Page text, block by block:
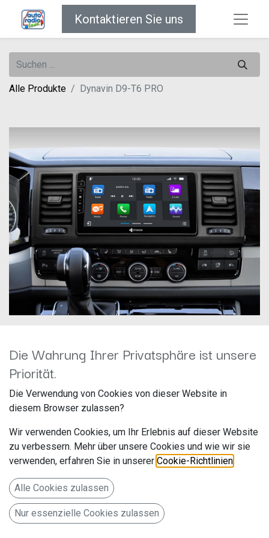
Kontaktieren Sie uns
Alle Produkte Dynavin D9-T6 PRO
Dynavin D9-T6 PRO
Hersteller: Dynavin
Artikelnummer: D9-T6 PR
9-Zoll Android Navigationssystem D9-T6 Premium für VW
T6
649,00€ Alle Preise inkl. MwSt.
Die Wahrung Ihrer Privatsphäre ist unsere
Priorität.
Die Verwendung von Cookies von dieser Website in
diesem Browser zulassen?
Wir verwenden Cookies, um Ihr Erlebnis auf dieser Website
zu verbessern. Mehr über unsere Cookies und wie wir sie
verwenden, erfahren Sie in unserer Cookie-Richtlinien
Alle Cookies zulassen
Nur essenzielle Cookies zulassen